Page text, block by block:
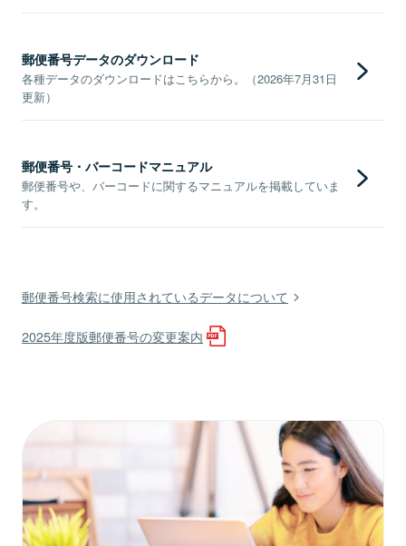
郵便番号データのダウンロード
各種データのダウンロードはこちらから。（2026年7月31日
更新）
郵便番号・バーコードマニュアル
郵便番号や、バーコードに関するマニュアルを掲載していま
す。
郵便番号検索に使用されているデータについて
2025年度版郵便番号の変更案内